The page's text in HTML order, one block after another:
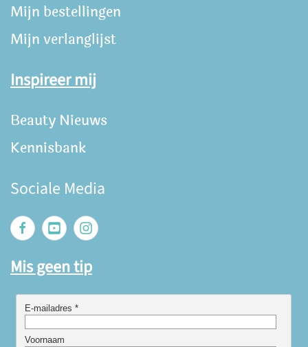
Mijn bestellingen
Mijn verlanglijst
Inspireer mij
Beauty Nieuws
Kennisbank
Sociale Media
Mis geen tip